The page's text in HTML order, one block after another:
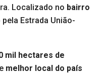
Localizado no bairro
Estrada União-
mil hectares de
melhor local do país